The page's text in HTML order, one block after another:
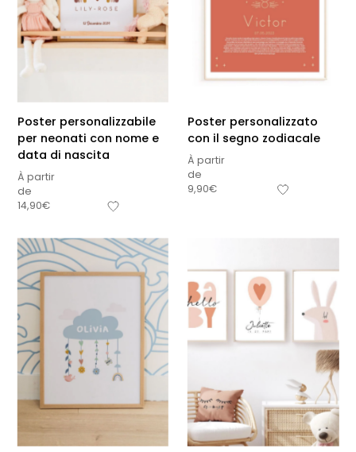
Poster personalizzabile
per neonati con nome e
data di nascita
À partir
de
14,90€
Poster personalizzato
con il segno zodiacale
À partir
de
9,90€